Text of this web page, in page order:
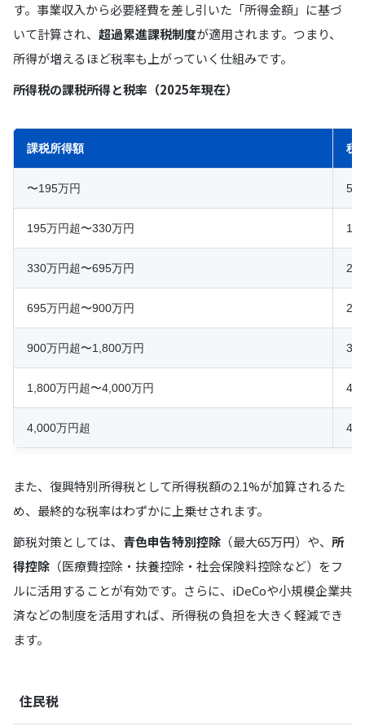
す。事業収入から必要経費を差し引いた「所得金額」に基づ
いて計算され、 超過累進課税制度が適用されます。つまり、
所得が増えるほど税率も上がっていく仕組みです。
所得税の課税所得と税率（2025年現在）
課税所得額 税
〜195万円 5%
195万円超〜330万円
330万円超〜695万円
695万円超〜900万円
900万円超〜1,800万円
1,800万円超〜4,000万円
4,000万円超
また、復興特別所得税として所得税額の2.1%が加算されるた
め、最終的な税率はわずかに上乗せされます。
節税対策としては、 青色申告特別控除 （最大65万円）や、 所
得控除 （医療費控除・扶養控除・社会保険料控除など）をフ
ルに活用することが有効です。さらに、iDeCoや小規模企業共
済などの制度を活用すれば、所得税の負担を大きく軽減でき
ます。
住民税